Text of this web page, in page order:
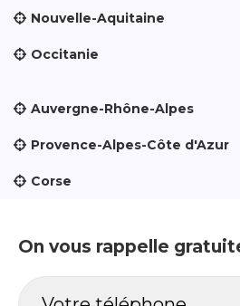
Nouvelle-Aquitaine
Occitanie
Auvergne-Rhône-Alpes
Provence-Alpes-Côte d'Azur
Corse
On vous rappelle